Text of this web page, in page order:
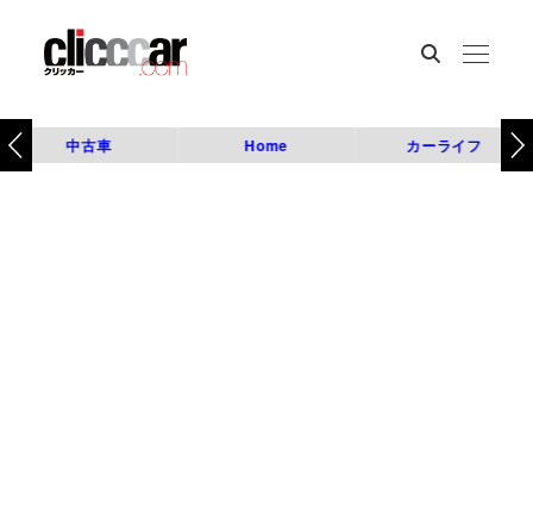
中古車 Home カーライフ